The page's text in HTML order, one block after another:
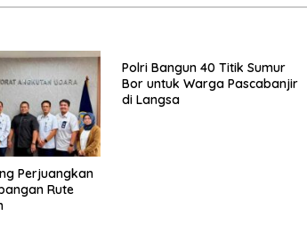
Perjuangkan
Rute
Polri Bangun 40 Titik Sumur
Bor untuk Warga Pascabanjir
di Langsa